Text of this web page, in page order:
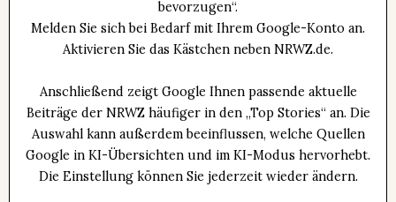
bevorzugen“.
Melden Sie sich bei Bedarf mit Ihrem Google-Konto an.
Aktivieren Sie das Kästchen neben NRWZ.de.
Anschließend zeigt Google Ihnen passende aktuelle
Beiträge der NRWZ häufiger in den „Top Stories“ an. Die
Auswahl kann außerdem beeinflussen, welche Quellen
Google in KI-Übersichten und im KI-Modus hervorhebt.
Die Einstellung können Sie jederzeit wieder ändern.